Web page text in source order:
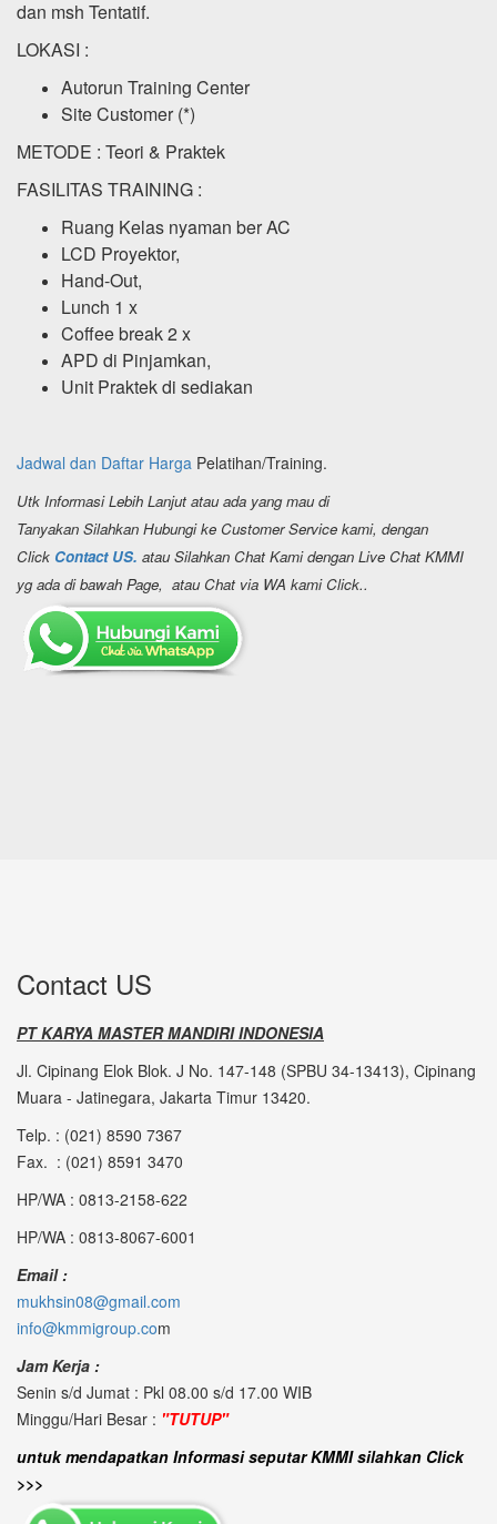
dan msh Tentatif.
LOKASI :
Autorun Training Center
Site Customer (*)
METODE : Teori & Praktek
FASILITAS TRAINING :
Ruang Kelas nyaman ber AC
LCD Proyektor,
Hand-Out,
Lunch 1 x
Coffee break 2 x
APD di Pinjamkan,
Unit Praktek di sediakan
Jadwal dan Daftar Harga Pelatihan/Training.
Utk Informasi Lebih Lanjut atau ada yang mau di
Tanyakan Silahkan Hubungi ke Customer Service kami, dengan
Click Contact US. atau Silahkan Chat Kami dengan Live Chat KMMI
yg ada di bawah Page, atau Chat via WA kami Click..
Contact US
PT KARYA MASTER MANDIRI INDONESIA
Jl. Cipinang Elok Blok. J No. 147-148 (SPBU 34-13413), Cipinang
Muara - Jatinegara, Jakarta Timur 13420.
Telp. : (021) 8590 7367
Fax. : (021) 8591 3470
HP/WA : 0813-2158-622
HP/WA : 0813-8067-6001
Email :
mukhsin08@gmail.com
info@kmmigroup.com
Jam Kerja :
Senin s/d Jumat : Pkl 08.00 s/d 17.00 WIB
Minggu/Hari Besar : "TUTUP"
untuk mendapatkan Informasi seputar KMMI silahkan Click
>>>